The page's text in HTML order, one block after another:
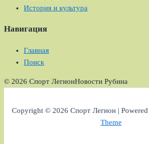
История и культура
Навигация
Главная
Поиск
© 2026 Спорт ЛегионНовости Рубина
Copyright © 2026 Спорт Легион |
Theme